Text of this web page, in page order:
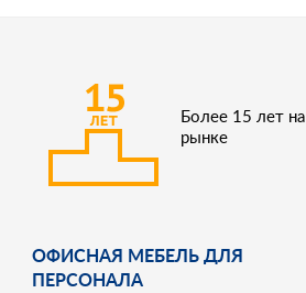
Более 15 лет на
рынке
ОФИСНАЯ МЕБЕЛЬ ДЛЯ
ПЕРСОНАЛА